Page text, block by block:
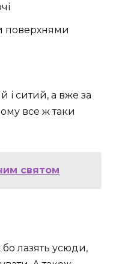
поверхнями
і ситий, а вже за
все ж таки
святом
лазять усюди,